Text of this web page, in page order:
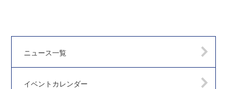
ニュース一覧
イベントカレンダー